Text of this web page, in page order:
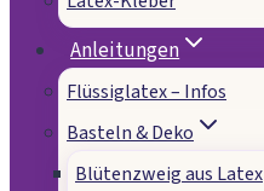
Anleitungen
Flüssiglatex – Infos
Basteln & Deko
Blütenzweig aus Latex